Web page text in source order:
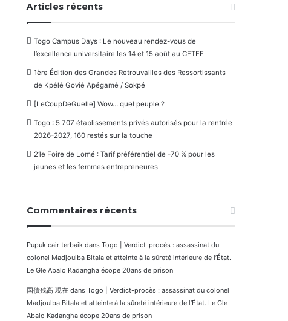
Articles récents
Togo Campus Days : Le nouveau rendez-vous de
l’excellence universitaire les 14 et 15 août au CETEF
1ère Édition des Grandes Retrouvailles des Ressortissants
de Kpélé Govié Apégamé / Sokpé
[LeCoupDeGuelle] Wow… quel peuple ?
Togo : 5 707 établissements privés autorisés pour la rentrée
2026-2027, 160 restés sur la touche
21e Foire de Lomé : Tarif préférentiel de -70 % pour les
jeunes et les femmes entrepreneures
Commentaires récents
Pupuk cair terbaik dans Togo | Verdict-procès : assassinat du
colonel Madjoulba Bitala et atteinte à la sûreté intérieure de l’État.
Le Gle Abalo Kadangha écope 20ans de prison
国債残高 現在 dans Togo | Verdict-procès : assassinat du colonel
Madjoulba Bitala et atteinte à la sûreté intérieure de l’État. Le Gle
Abalo Kadangha écope 20ans de prison